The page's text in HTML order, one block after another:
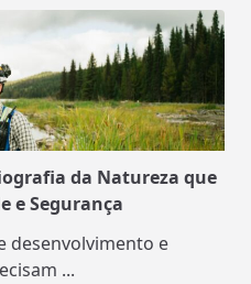
da Natureza que
e Segurança
desenvolvimento e
...